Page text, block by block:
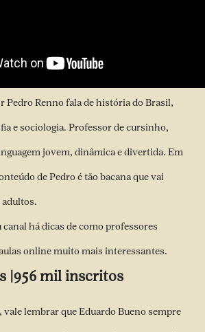
Pedro Renno fala de história do Brasil,
e sociologia. Professor de cursinho,
jovem, dinâmica e divertida. Em
de Pedro é tão bacana que vai
há dicas de como professores
online muito mais interessantes.
|956 mil inscritos
vale lembrar que Eduardo Bueno sempre